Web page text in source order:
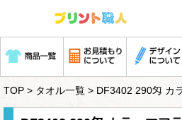
TOP > タオル一覧 > DF3402 290匁 カ